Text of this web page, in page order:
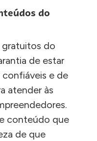
do
gratuitos do
de estar
e de
atender às
conteúdo que
de que